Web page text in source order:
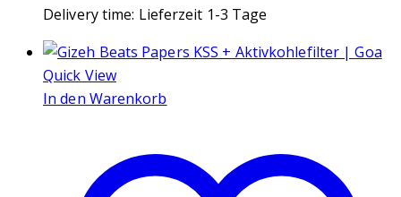
Delivery time: Lieferzeit 1-3 Tage
Quick View
In den Warenkorb